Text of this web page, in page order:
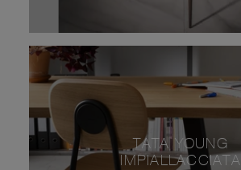
TATA YOUNG
IMPIALLACCIATA